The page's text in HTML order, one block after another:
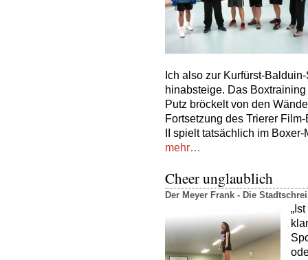
Ich also zur Kurfürst-
hinabsteige. Das
Putz bröckelt von den
Fortsetzung des Trierer
II spielt tatsächlich im
mehr…
Cheer unglaublich
Der Meyer Frank - Die